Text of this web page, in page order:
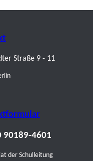
Straße 9 - 11
90189-4601
der Schulleitung